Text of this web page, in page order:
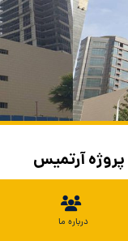
آرتمیس
درباره ما